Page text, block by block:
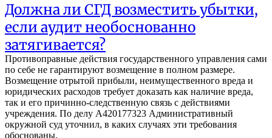
Должна ли СГД возместить убытки,
если аудит необоснованно
затягивается?
Противоправные действия государственного управления сами
по себе не гарантируют возмещение в полном размере.
Возмещение отрытой прибыли, неимущественного вреда и
юридических расходов требует доказать как наличие вреда,
так и его причинно-следственную связь с действиями
учреждения. По делу A420177323 Административный
окружной суд уточнил, в каких случаях эти требования
обоснованы.